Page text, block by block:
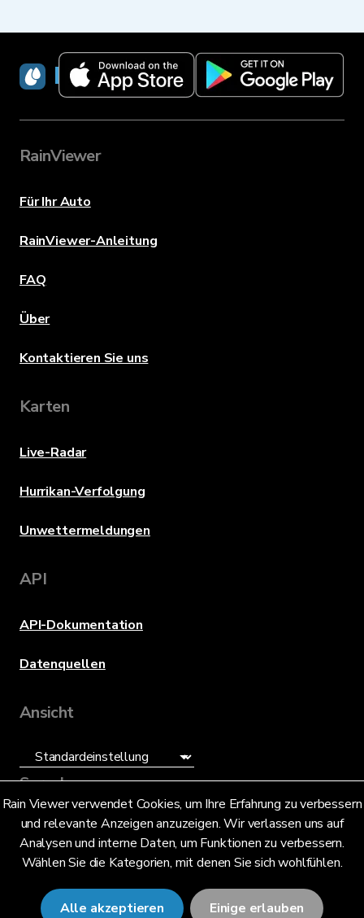
Rain Viewer verwendet Cookies, um Ihre Erfahrung zu verbessern
und relevante Anzeigen anzuzeigen. Wir verlassen uns auf
Analysen und interne Daten, um Funktionen zu verbessern.
Wählen Sie die Kategorien, mit denen Sie sich wohlfühlen.
Alle akzeptieren Einige erlauben
RainViewer
RainViewer
Für Ihr Auto
RainViewer-Anleitung
FAQ
Über
Kontaktieren Sie uns
Karten
Live-Radar
Hurrikan-Verfolgung
Unwettermeldungen
API
API-Dokumentation
Datenquellen
Ansicht
Sprache
Deutsch (DE)